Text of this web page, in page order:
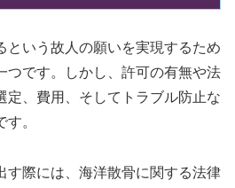
という故人の願いを実現するため
つです。しかし、許可の有無や法
定、費用、そしてトラブル防止な
。
す際には、海洋散骨に関する法律